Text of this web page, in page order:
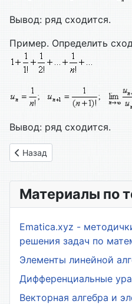
Вывод: ряд сходится.
Пример. Определить
Вывод: ряд сходится.
Предыдущий: 06. Ряд
Назад
Материалы по
Ematica.xyz -
решения задач по
Элементы линейной
Дифференциальные
Векторная алгебра и